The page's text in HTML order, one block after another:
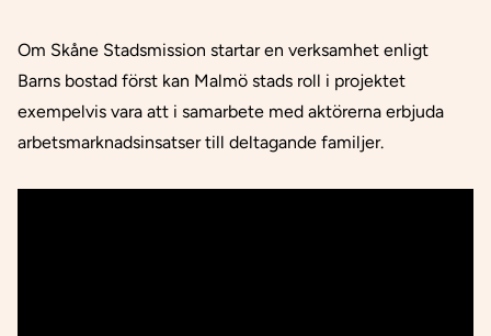
Om Skåne Stadsmission startar en verksamhet enligt
Barns bostad först kan Malmö stads roll i projektet
exempelvis vara att i samarbete med aktörerna erbjuda
arbetsmarknadsinsatser till deltagande familjer.